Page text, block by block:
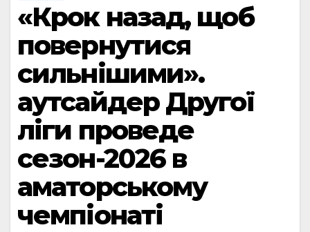
«Крок назад, щоб
повернутися
сильнішими».
аутсайдер Другої
ліги проведе
сезон-2026 в
аматорському
чемпіонаті